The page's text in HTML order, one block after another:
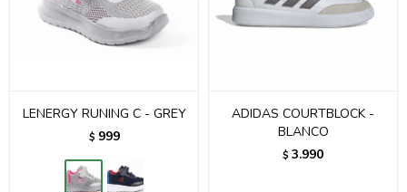
LENERGY RUNING C - GREY
$ 999
ADIDAS COURTBLOCK -
BLANCO
$ 3.990